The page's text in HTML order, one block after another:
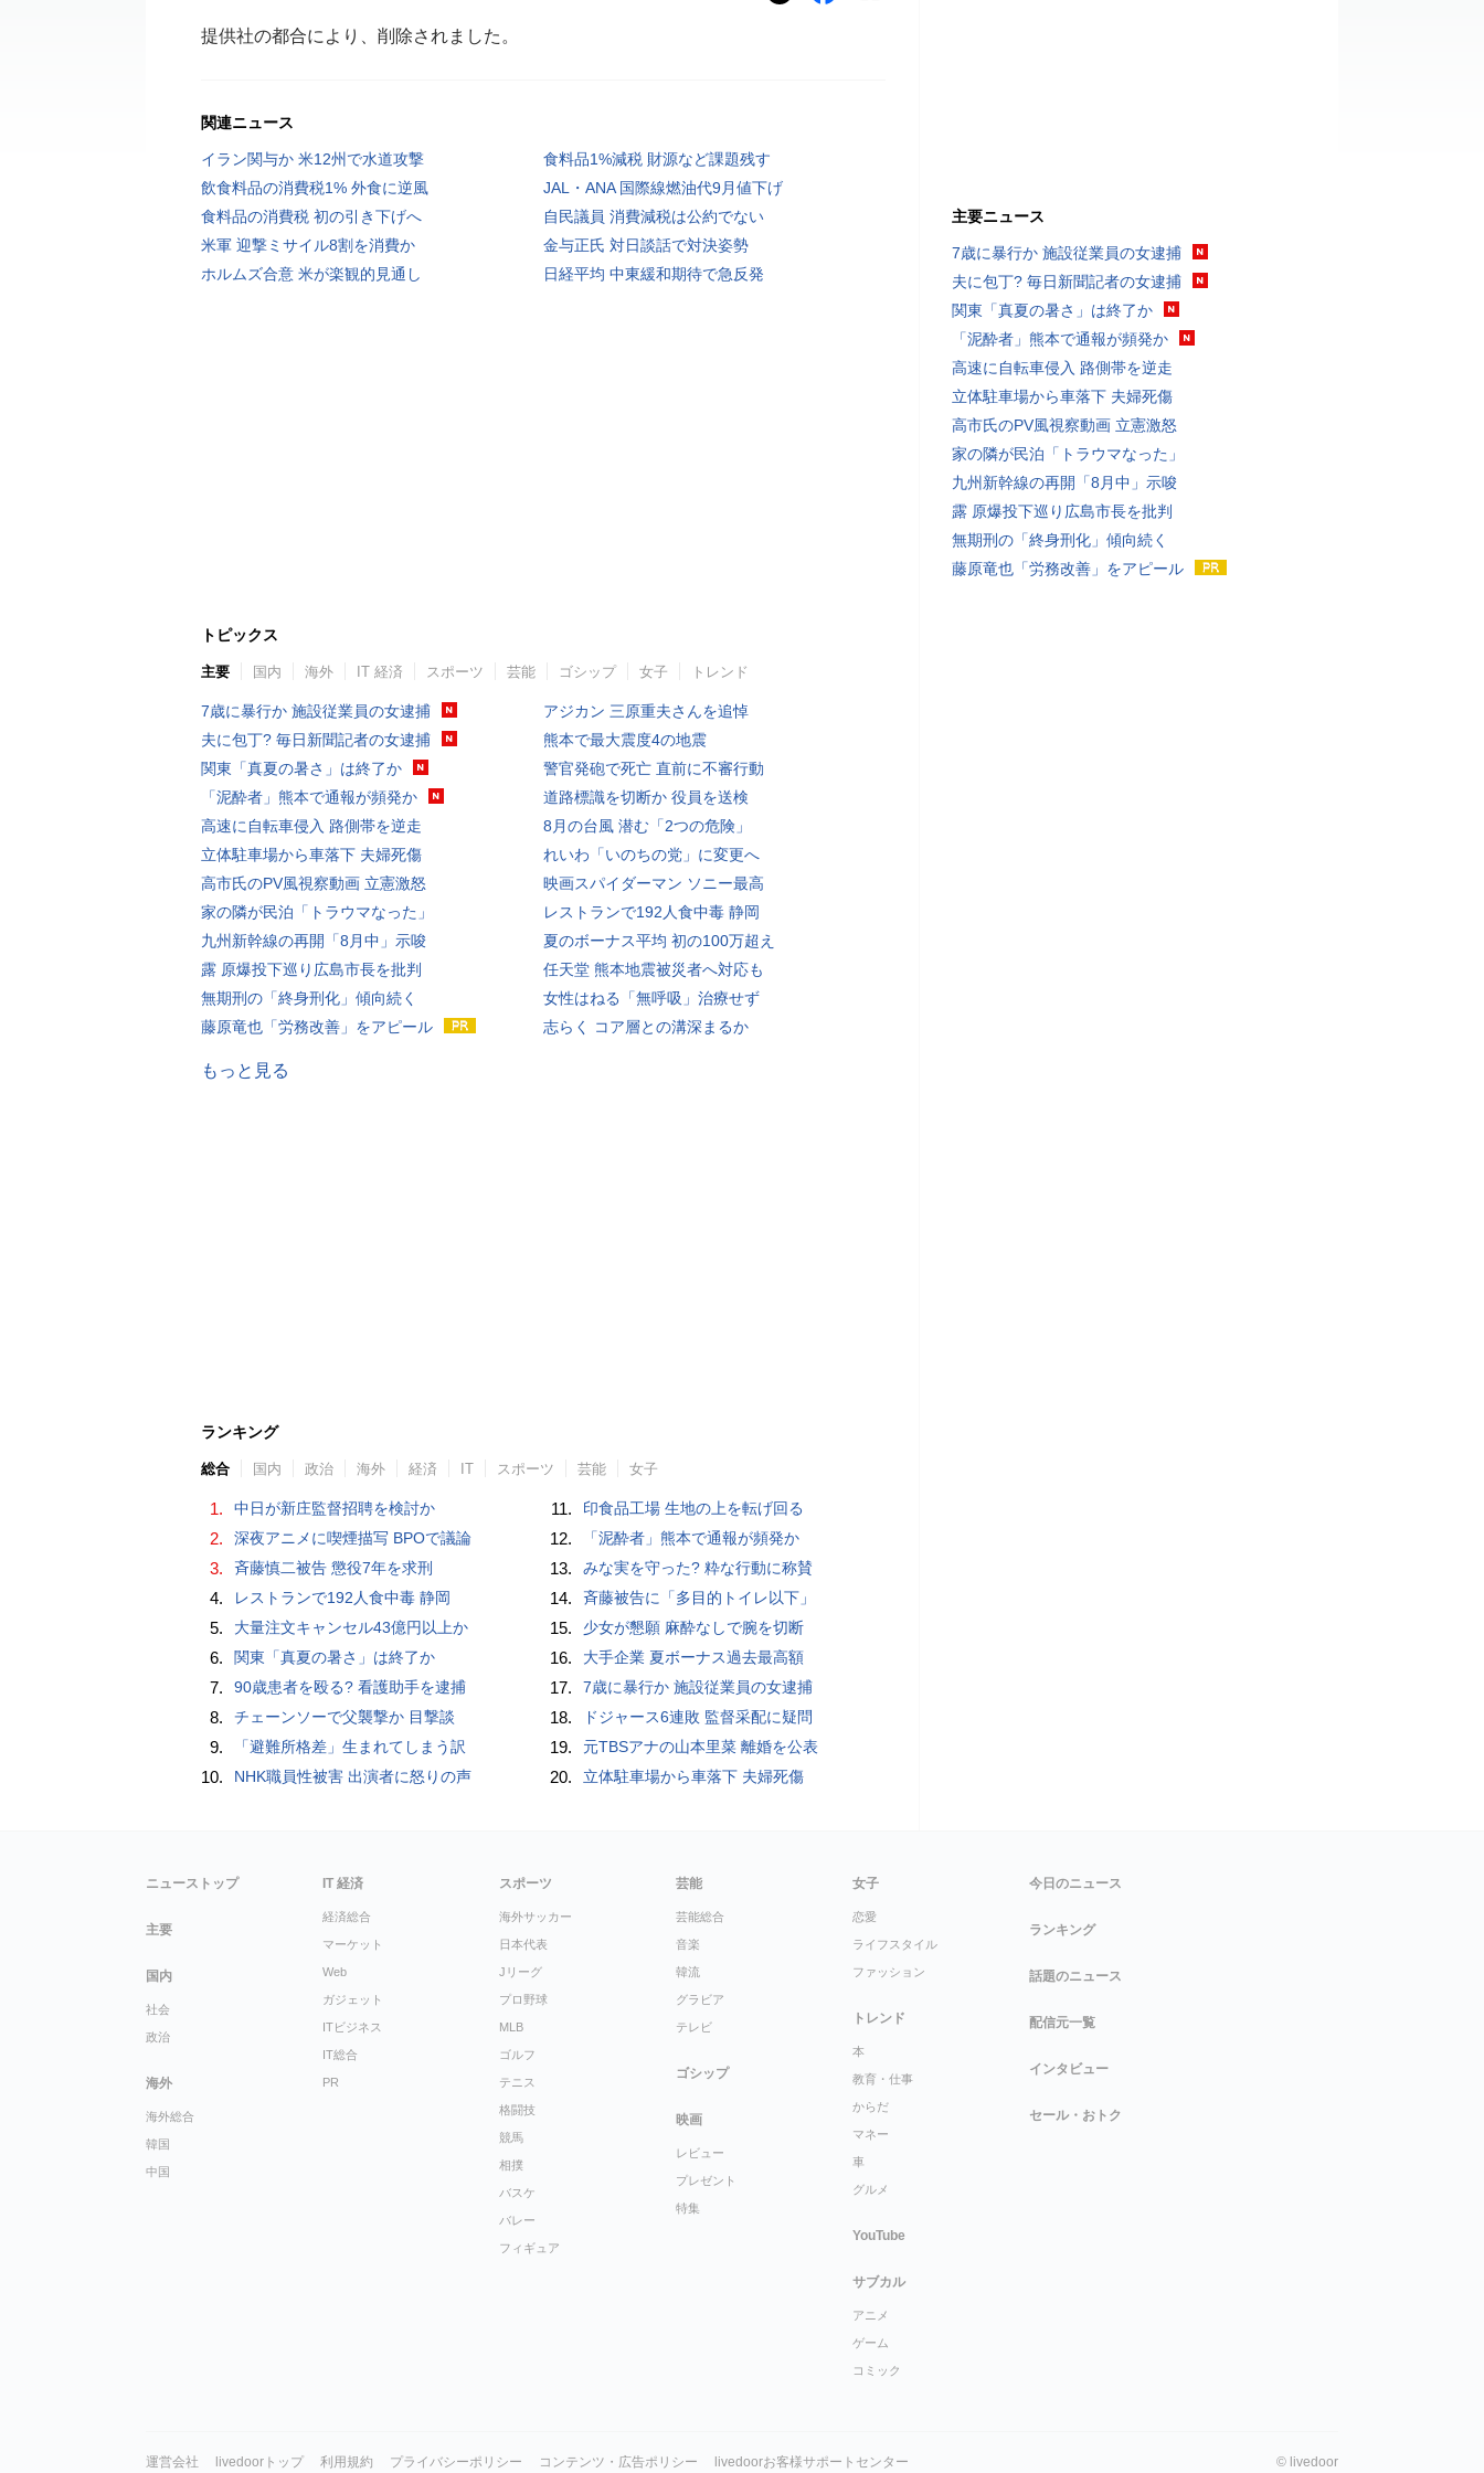
提供社の都合により、削除されました。
関連ニュース
イラン関与か 米12州で水道攻撃
食料品1%減税 財源など課題残す
飲食料品の消費税1% 外食に逆風
JAL・ANA 国際線燃油代9月値下げ
食料品の消費税 初の引き下げへ
自民議員 消費減税は公約でない
米軍 迎撃ミサイル8割を消費か
金与正氏 対日談話で対決姿勢
ホルムズ合意 米が楽観的見通し
日経平均 中東緩和期待で急反発
トピックス
主要 国内 海外 IT 経済 スポーツ 芸能 ゴシップ 女子 トレンド
7歳に暴行か 施設従業員の女逮捕
夫に包丁? 毎日新聞記者の女逮捕
関東「真夏の暑さ」は終了か
「泥酔者」熊本で通報が頻発か
高速に自転車侵入 路側帯を逆走
立体駐車場から車落下 夫婦死傷
高市氏のPV風視察動画 立憲激怒
家の隣が民泊「トラウマなった」
九州新幹線の再開「8月中」示唆
露 原爆投下巡り広島市長を批判
無期刑の「終身刑化」傾向続く
藤原竜也「労務改善」をアピール
アジカン 三原重夫さんを追悼
熊本で最大震度4の地震
警官発砲で死亡 直前に不審行動
道路標識を切断か 役員を送検
8月の台風 潜む「2つの危険」
れいわ「いのちの党」に変更へ
映画スパイダーマン ソニー最高
レストランで192人食中毒 静岡
夏のボーナス平均 初の100万超え
任天堂 熊本地震被災者へ対応も
女性はねる「無呼吸」治療せず
志らく コア層との溝深まるか
もっと見る
ランキング
総合 国内 政治 海外 経済 IT スポーツ 芸能 女子
1. 中日が新庄監督招聘を検討か
2. 深夜アニメに喫煙描写 BPOで議論
3. 斉藤慎二被告 懲役7年を求刑
4. レストランで192人食中毒 静岡
5. 大量注文キャンセル43億円以上か
6. 関東「真夏の暑さ」は終了か
7. 90歳患者を殴る? 看護助手を逮捕
8. チェーンソーで父襲撃か 目撃談
9. 「避難所格差」生まれてしまう訳
10. NHK職員性被害 出演者に怒りの声
11. 印食品工場 生地の上を転げ回る
12. 「泥酔者」熊本で通報が頻発か
13. みな実を守った? 粋な行動に称賛
14. 斉藤被告に「多目的トイレ以下」
15. 少女が懇願 麻酔なしで腕を切断
16. 大手企業 夏ボーナス過去最高額
17. 7歳に暴行か 施設従業員の女逮捕
18. ドジャース6連敗 監督采配に疑問
19. 元TBSアナの山本里菜 離婚を公表
20. 立体駐車場から車落下 夫婦死傷
主要ニュース
7歳に暴行か 施設従業員の女逮捕
夫に包丁? 毎日新聞記者の女逮捕
関東「真夏の暑さ」は終了か
「泥酔者」熊本で通報が頻発か
高速に自転車侵入 路側帯を逆走
立体駐車場から車落下 夫婦死傷
高市氏のPV風視察動画 立憲激怒
家の隣が民泊「トラウマなった」
九州新幹線の再開「8月中」示唆
露 原爆投下巡り広島市長を批判
無期刑の「終身刑化」傾向続く
藤原竜也「労務改善」をアピール
ニューストップ
主要
国内
社会
政治
海外
海外総合
韓国
中国
IT 経済
経済総合
マーケット
Web
ガジェット
ITビジネス
IT総合
PR
スポーツ
海外サッカー
日本代表
Jリーグ
プロ野球
MLB
ゴルフ
テニス
格闘技
競馬
相撲
バスケ
バレー
フィギュア
芸能
芸能総合
音楽
韓流
グラビア
テレビ
ゴシップ
映画
レビュー
プレゼント
特集
女子
恋愛
ライフスタイル
ファッション
トレンド
本
教育・仕事
からだ
マネー
車
グルメ
YouTube
サブカル
アニメ
ゲーム
コミック
今日のニュース
ランキング
話題のニュース
配信元一覧
インタビュー
セール・おトク
運営会社 livedoorトップ 利用規約 プライバシーポリシー コンテンツ・広告ポリシー livedoorお客様サポートセンター © livedoor